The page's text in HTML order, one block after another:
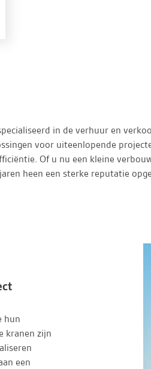
in de verhuur en
voor uiteenlopende
Of u nu een kleine
heen een sterke reputatie
hun
kranen zijn
een